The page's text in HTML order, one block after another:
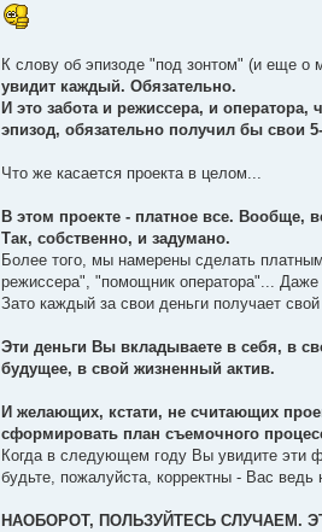
е
К слову об эпизоде "под зонтом" (и еще о
увидит каждый. Обязательно.
И это забота и режиссера, и
эпизод, обязательно получил бы свои
Что же касается проекта в целом...
В этом проекте - платное все. Вообще,
Так, собственно, и задумано.
Более того, мы намерены сделать
режиссера", "помощник оператора"...
Зато каждый за свои деньги получает
Эти деньги Вы вкладываете в себя, в
будущее, в свой жизненный актив.
И желающих, кстати, не считающих
сформировать план съемочного
Когда в следующем году Вы увидите эти
будьте, пожалуйста, корректны - Вас ведь
НАОБОРОТ, ПОЛЬЗУЙТЕСЬ СЛУЧАЕМ.